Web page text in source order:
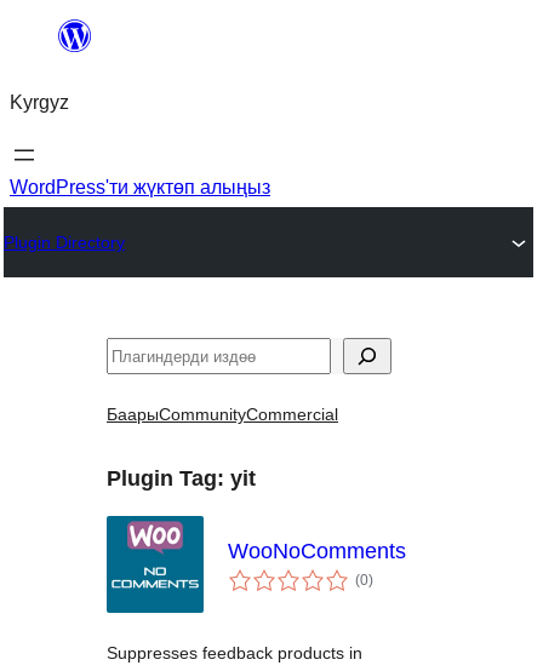
Мазмунга
Kyrgyz
WordPress'ти жүктөп алыңыз
Plugin Directory
Издөө
БаарыCommunityCommercial
Plugin Tag: yit
WooNoComments
(0total
ratings
)
Suppresses feedback products in